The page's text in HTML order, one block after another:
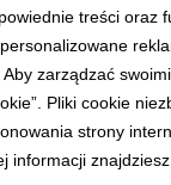
Nie ulega
praw
5 6
treści oraz
zarządzać
Pliki cookie
strony
informacji